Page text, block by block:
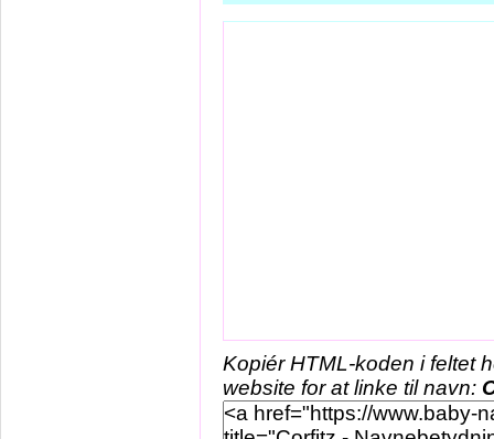
Kopiér HTML-koden i feltet
website for at linke til navn: